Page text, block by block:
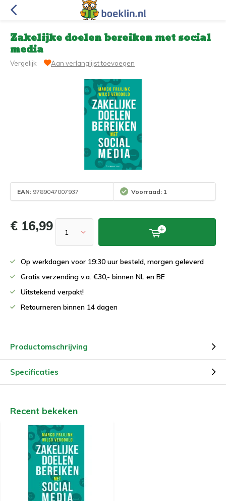
Zakelijke doelen bereiken met social
media
Vergelijk Aan verlanglijst toevoegen
EAN: 9789047007937 Voorraad: 1
€ 16,99
Op werkdagen voor 19:30 uur besteld, morgen geleverd
Gratis verzending v.a. €30,- binnen NL en BE
Uitstekend verpakt!
Retourneren binnen 14 dagen
Productomschrijving
Specificaties
Recent bekeken